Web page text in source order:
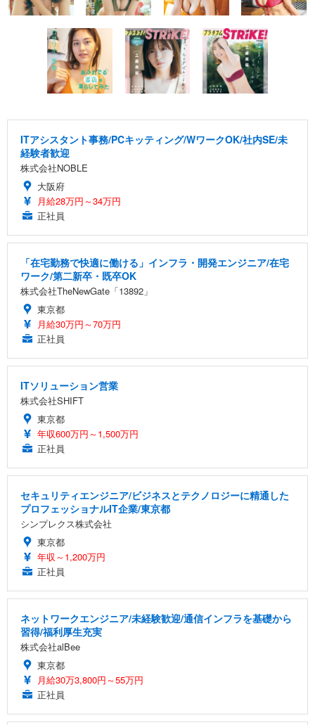
ITアシスタント事務/PCキッティング/WワークOK/社内SE/未
経験者歓迎
株式会社NOBLE
大阪府
月給28万円～34万円
正社員
「在宅勤務で快適に働ける」インフラ・開発エンジニア/在宅
ワーク/第二新卒・既卒OK
株式会社TheNewGate「13892」
東京都
月給30万円～70万円
正社員
ITソリューション営業
株式会社SHIFT
東京都
年収600万円～1,500万円
正社員
セキュリティエンジニア/ビジネスとテクノロジーに精通した
プロフェッショナルIT企業/東京都
シンプレクス株式会社
東京都
年収～1,200万円
正社員
ネットワークエンジニア/未経験歓迎/通信インフラを基礎から
習得/福利厚生充実
株式会社alBee
東京都
月給30万3,800円～55万円
正社員